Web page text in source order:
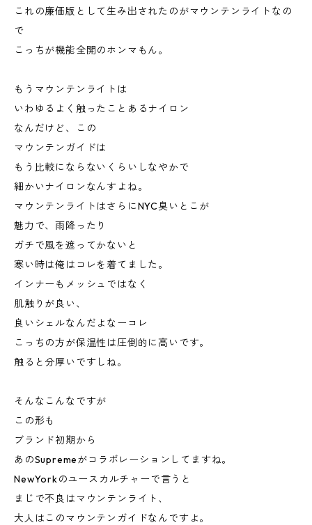
これの廉価版として生み出されたのがマウンテンライトなの
で
こっちが機能全開のホンマもん。
もうマウンテンライトは
いわゆるよく触ったことあるナイロン
なんだけど、この
マウンテンガイドは
もう比較にならないくらいしなやかで
細かいナイロンなんすよね。
マウンテンライトはさらにNYC臭いとこが
魅力で、雨降ったり
ガチで風を遮ってかないと
寒い時は俺はコレを着てました。
インナーもメッシュではなく
肌触りが良い、
良いシェルなんだよなーコレ
こっちの方が保温性は圧倒的に高いです。
触ると分厚いですしね。
そんなこんなですが
この形も
ブランド初期から
あのSupremeがコラボレーションしてますね。
NewYorkのユースカルチャーで言うと
まじで不良はマウンテンライト、
大人はこのマウンテンガイドなんですよ。